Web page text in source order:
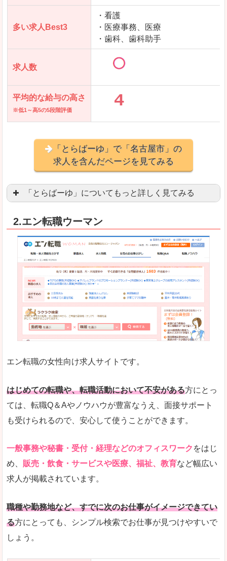
多い求人Best3
・看護
・医療事務、医療
・歯科、歯科助手
求人数
平均的な給与の高さ
※低1～高5の5段階評価
「とらばーゆ」で「名古屋市」の
求人を含んだページを見てみる
「とらばーゆ」についてもっと詳しく見てみる
良いところ
スマホアプリやソーシャルアカウントが充実して
「ファッション・ブランドページ」という検索
悪いところ
事務などのオフィスワークを探している方にとっ
専門性が強い部分があるので、逆に一般的なお仕
詳しい説明
とにかく、女性ならではの職種の専門性が高いの
また、アパレル・コスメ、エステ・ネイル・美容
人気度
専門性が高いので、これらのお仕事に転職を考
リクルートグループなので、大手という安心感も
使いやすさ
検索がしやすく、求人詳細にも画像やイラストな
2.エン転職ウーマン
エン転職の女性向け求人サイトです。
はじめての転職や、転職活動において不安がある方にとっ
ては、転職Q＆Aやノウハウが豊富なうえ、面接サポート
も受けられるので、安心して使うことができます。
一般事務や秘書・受付・経理などのオフィスワーク をはじ
め、 販売・飲食・サービスや医療、福祉、教育など幅広い
求人が掲載されています。
職種や勤務地など、すでに次のお仕事がイメージできてい
る方にとっても、シンプル検索でお仕事が見つけやすいで
しょう。